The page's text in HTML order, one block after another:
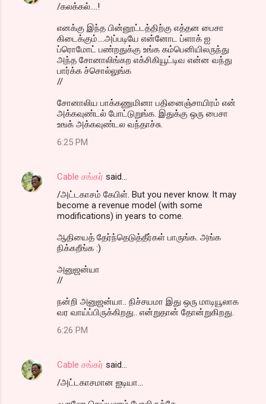
/கலக்கல்....!
எனக்கு இந்த பின்னூட்டத்திற்கு எத்தன பைசா
கிடைக்கும்....அப்படியே என்னோட ப்ளாக் ஐ
ப்ரொமோட் பண்றதுக்கு உங்க கம்பெனியிலருந்து
அந்த சோனாலிங்கற எக்சிகியூட்டிவ என்ன வந்து
பார்க்க ச்சொல்லுங்க
//
சோனாலிய பாக்கணுமினா பதினைஞ்சாயிரம் என்
அக்கவுண்டல் போட்டுறுங்க. இதுக்கு ஒரு பைசா
உஙக் அக்கவுண்டல வந்தாச்சு.
6:25 PM
Cable சங்கர் said…
/அட்டகாசம் கேபிள். But you never know. It may
become a revenue model (with some
modifications) in years to come.
ஆதியைத் தேர்ந்தெடுத்தீர்கள் பாருங்க. அங்க
நிக்கறீங்க :)
அனுஜன்யா
//
நன்றி அனுஜன்யா.. நிச்சயமா இது ஒரு மாடியூலாக
வர வாய்ப்பிருக்கிறது.. என்றுதான் தோன்றுகிறது.
6:26 PM
Cable சங்கர் said…
/அட்டகாசமான ஐடியா...